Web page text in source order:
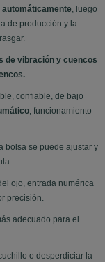
automáticamente , luego
de producción y la
de vibración y cuencos
confiable, de bajo
, funcionamiento
bolsa se puede ajustar y
ojo, entrada numérica
precisión.
adecuado para el
o desperdiciar la